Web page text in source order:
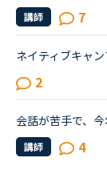
講師 7
2
講師 4